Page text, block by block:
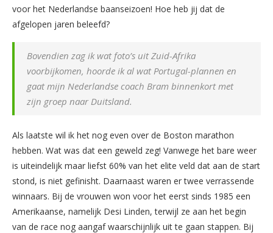
voor het Nederlandse baanseizoen! Hoe heb jij dat de
afgelopen jaren beleefd?
Bovendien zag ik wat foto’s uit Zuid-Afrika
voorbijkomen, hoorde ik al wat Portugal-plannen en
gaat mijn Nederlandse coach Bram binnenkort met
zijn groep naar Duitsland.
Als laatste wil ik het nog even over de Boston marathon
hebben. Wat was dat een geweld zeg! Vanwege het bare weer
is uiteindelijk maar liefst 60% van het elite veld dat aan de start
stond, is niet gefinisht. Daarnaast waren er twee verrassende
winnaars. Bij de vrouwen won voor het eerst sinds 1985 een
Amerikaanse, namelijk Desi Linden, terwijl ze aan het begin
van de race nog aangaf waarschijnlijk uit te gaan stappen. Bij